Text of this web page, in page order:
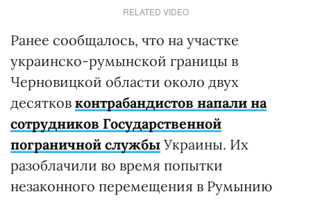
RELATED VIDEO
Ранее сообщалось, что на участке
украинско-румынской границы в
Черновицкой области около двух
десятков контрабандистов напали на
сотрудников Государственной
пограничной службы Украины. Их
разоблачили во время попытки
незаконного перемещения в Румынию